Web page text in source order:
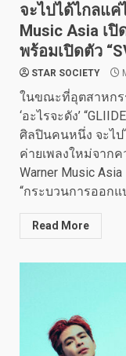
จะไปได้ไกลแค่
Music Asia เ
พร้อมเปิดตัว
STAR SOCIETY
ในขณะที่อุตสาหกร
‘อะไรจะดัง’
ศิลปินคนหนึ่ง จะไป
ค่ายเพลงใหม่จาก
Warner Music
“กระบวนการออกแ
Read More